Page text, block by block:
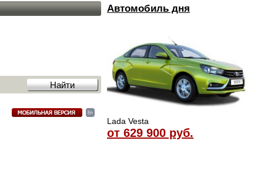
Автомобиль дня
Lada Vesta
от 629 900 руб.